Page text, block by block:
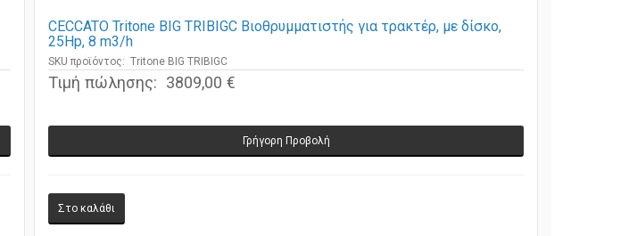
CECCATO Tritone BIG TRIBIGC Βιοθρυμματιστής για τρακτέρ, με δίσκο,
25Hp, 8 m3/h
SKU προϊόντος: Tritone BIG TRIBIGC
Τιμή πώλησης: 3809,00 €
Γρήγορη Προβολή